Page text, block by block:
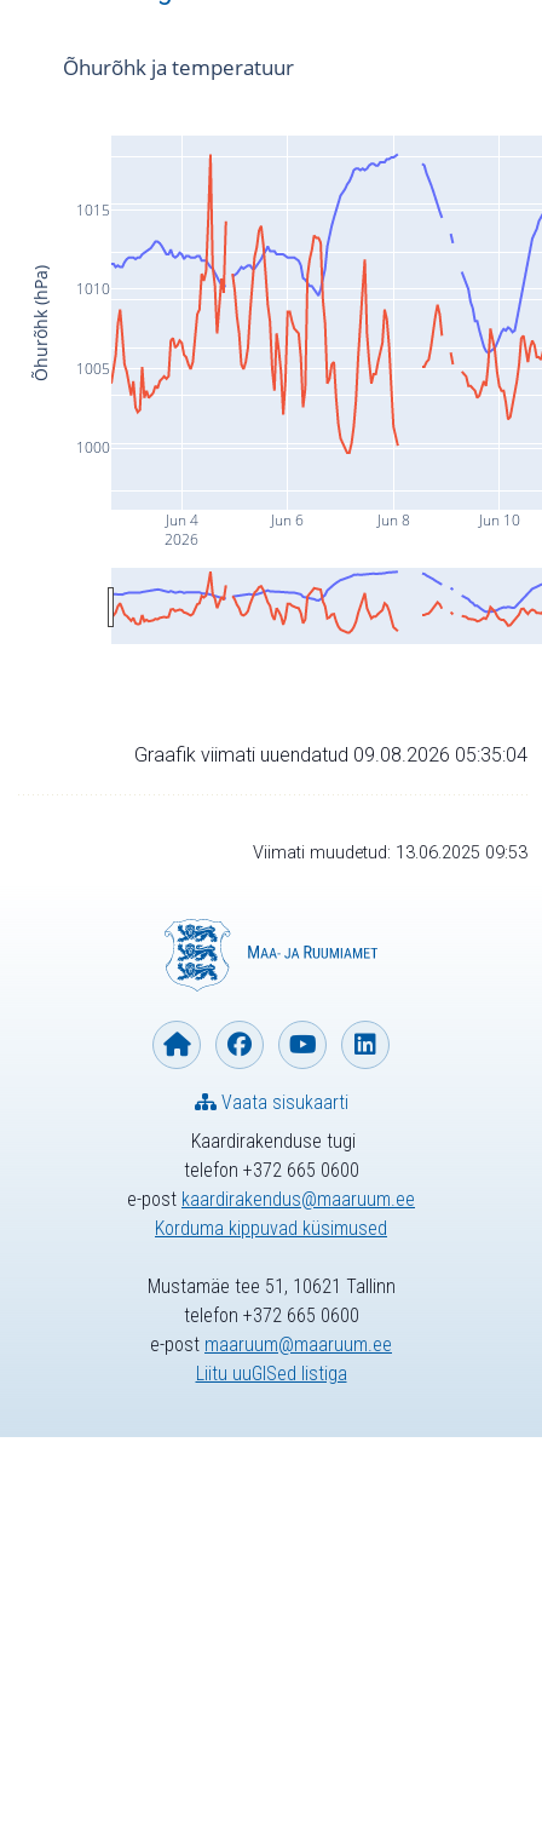
Jun 4
2026
Jun 6 Jun 8 Jun 10
1000
1005
1010
1015
Õhurõhk ja temperatuur
Õhurõhk (hPa)
Graafik viimati uuendatud 09.08.2026 05:35:04
Viimati muudetud: 13.06.2025 09:53
Kaardirakenduse tugi
telefon +372 665 0600
e-post kaardirakendus@maaruum.ee
Korduma kippuvad küsimused
Vaata sisukaarti
Mustamäe tee 51, 10621 Tallinn
telefon +372 665 0600
e-post maaruum@maaruum.ee
Liitu uuGISed listiga